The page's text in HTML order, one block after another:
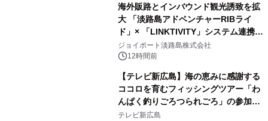
海外販路とインバウンド観光誘致を拡
大 「淡路島アドベンチャーRIBライ
ド」× 「LINKTIVITY」システム連携を
開始！
ジョイポート淡路島株式会社
12時間前
【テレビ新広島】海の恵みに感謝する
ココロを育むフィッシングツアー「わ
んぱく釣りごろつられごろ」の参加小
学生を募集
テレビ新広島